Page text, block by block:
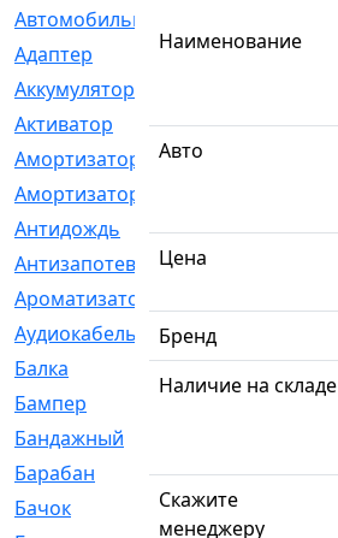
Автомобильный
Адаптер
[3]
Аккумулятор
Активатор
[1]
Амортизатор
Амортизаторы
Антидождь
[1]
Антизапотеватель
Ароматизатор
Аудиокабель
Балка
[58]
Бампер
Бандажный
Барабан
[5]
Бачок
[40]
Наименование
Авто
Цена
Бренд
Наличие на складе
Скажите
менеджеру